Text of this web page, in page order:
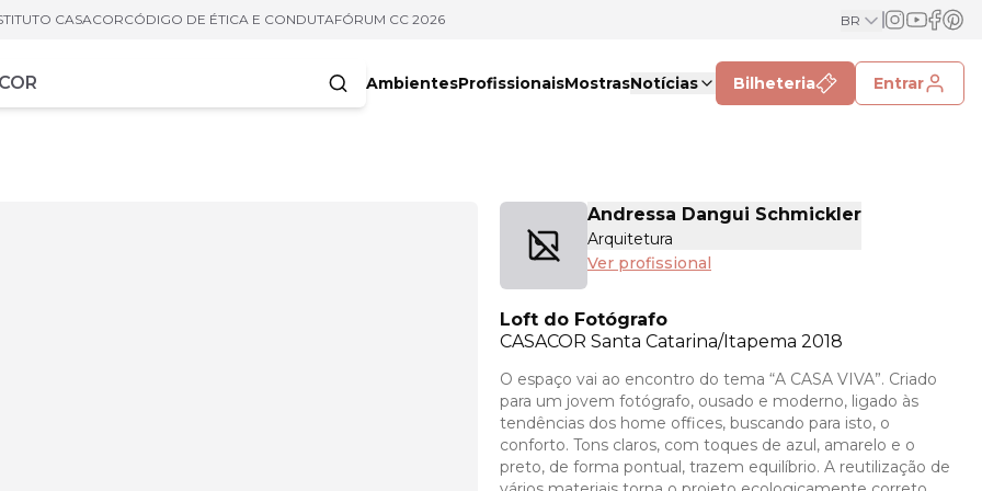
CASACORCÓDIGO DE ÉTICA E CONDUTAFÓRUM CC 2026 BR
AmbientesProfissionaisMostrasNotícias Bilheteria Entrar
Andressa Dangui Schmickler
Arquitetura
Ver profissional
Loft do Fotógrafo
CASACOR Santa Catarina/Itapema 2018
O espaço vai ao encontro do tema “A CASA VIVA”. Criado
para um jovem fotógrafo, ousado e moderno, ligado às
tendências dos home offices, buscando para isto, o
conforto. Tons claros, com toques de azul, amarelo e o
preto, de forma pontual, trazem equilíbrio. A reutilização de